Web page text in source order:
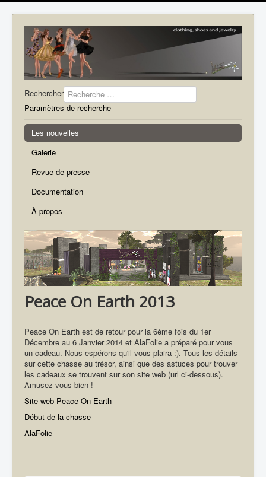
Rechercher
Paramètres de recherche
Les nouvelles
Galerie
Revue de presse
Documentation
À propos
Peace On Earth 2013
Peace On Earth est de retour pour la 6ème fois du 1er
Décembre au 6 Janvier 2014 et AlaFolie a préparé pour vous
un cadeau. Nous espérons qu'il vous plaira :). Tous les détails
sur cette chasse au trésor, ainsi que des astuces pour trouver
les cadeaux se trouvent sur son site web (url ci-dessous).
Amusez-vous bien !
Site web Peace On Earth
Début de la chasse
AlaFolie